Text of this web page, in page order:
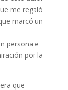
me regaló
marcó un
personaje
por la
que